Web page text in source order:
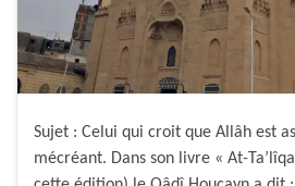
Sujet : Celui qui croit que Allâh est
mécréant. Dans son livre « At-